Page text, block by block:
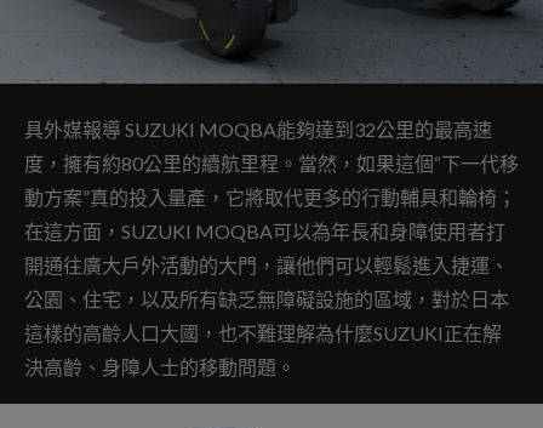
具外媒報導 SUZUKI MOQBA能夠達到32公里的最高速
度，擁有約80公里的續航里程。當然，如果這個“下一代移
動方案”真的投入量產，它將取代更多的行動輔具和輪椅；
在這方面，SUZUKI MOQBA可以為年長和身障使用者打
開通往廣大戶外活動的大門，讓他們可以輕鬆進入捷運、
公園、住宅，以及所有缺乏無障礙設施的區域，對於日本
這樣的高齡人口大國，也不難理解為什麼SUZUKI正在解
決高齡、身障人士的移動問題。